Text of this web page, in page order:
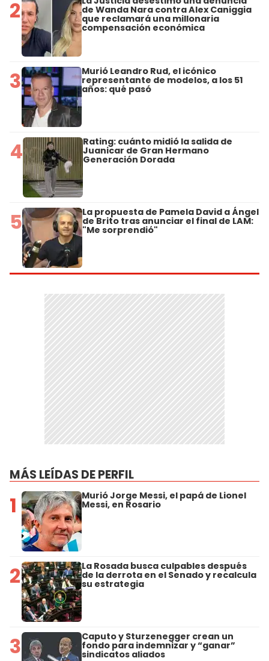
2 de Wanda Nara contra Alex Caniggia
que reclamará una millonaria
compensación económica
3 Murió Leandro Rud, el icónico
representante de modelos, a los 51
años: qué pasó
4 Rating: cuánto midió la salida de
Juanicar de Gran Hermano
Generación Dorada
5 La propuesta de Pamela David a Ángel
de Brito tras anunciar el final de LAM:
"Me sorprendió"
MÁS LEÍDAS DE PERFIL
1 Murió Jorge Messi, el papá de Lionel
Messi, en Rosario
2 La Rosada busca culpables después
de la derrota en el Senado y recalcula
su estrategia
3 Caputo y Sturzenegger crean un
fondo para indemnizar y “ganar”
sindicatos aliados